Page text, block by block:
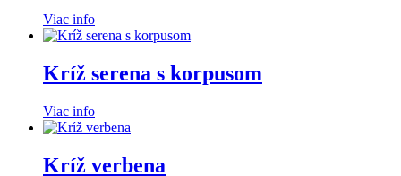
Viac info
Kríž serena s korpusom
Viac info
Kríž verbena